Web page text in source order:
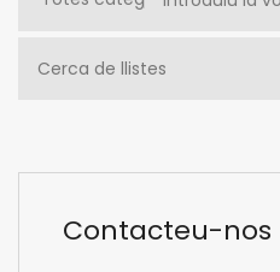
Contacteu-nos